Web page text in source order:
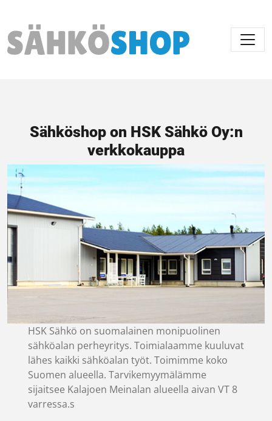
Päävalikko
Sähköshop on HSK Sähkö Oy:n
verkkokauppa
HSK Sähkö on suomalainen monipuolinen
sähköalan perheyritys. Toimialaamme kuuluvat
lähes kaikki sähköalan työt. Toimimme koko
Suomen alueella. Tarvikemyymälämme
sijaitsee Kalajoen Meinalan alueella aivan VT 8
varressa.s